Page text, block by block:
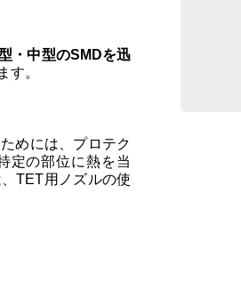
・中型のSMDを迅
す。
めには、プロテク
定の部位に熱を当
TET用ノズルの使